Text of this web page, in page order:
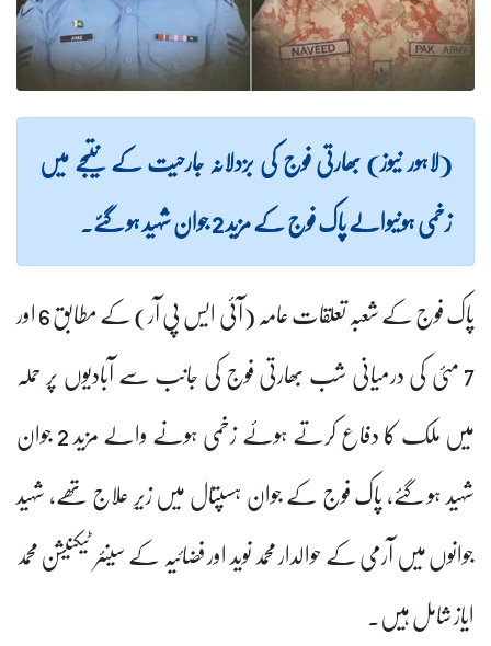
(لاہور نیوز) بھارتی فوج کی بزدلانہ جارحیت کے نتیجے میں
زخمی ہونیوالے پاک فوج کے مزید 2 جوان شہید ہو گئے۔
پاک فوج کے شعبہ تعلقات عامہ (آئی ایس پی آر) کے مطابق 6 اور
7 مئی کی درمیانی شب بھارتی فوج کی جانب سے آبادیوں پر حملہ
میں ملک کا دفاع کرتے ہوئے زخمی ہونے والے مزید 2 جوان
شہید ہو گئے، پاک فوج کے جوان ہسپتال میں زیرِ علاج تھے، شہید
جوانوں میں آرمی کے حوالدار محمد نوید اور فضائیہ کے سینئر ٹیکنیشن محمد
ایاز شامل ہیں۔